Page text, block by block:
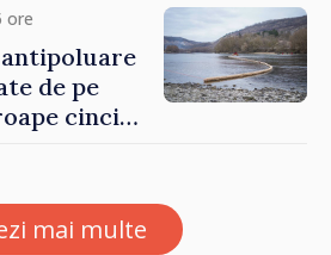
ore
de pe
cinci
mai multe